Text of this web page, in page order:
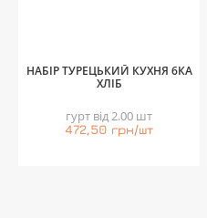
НАБІР ТУРЕЦЬКИЙ КУХНЯ 6КА
ХЛІБ
гурт від 2.00 шт
472,50 грн/шт